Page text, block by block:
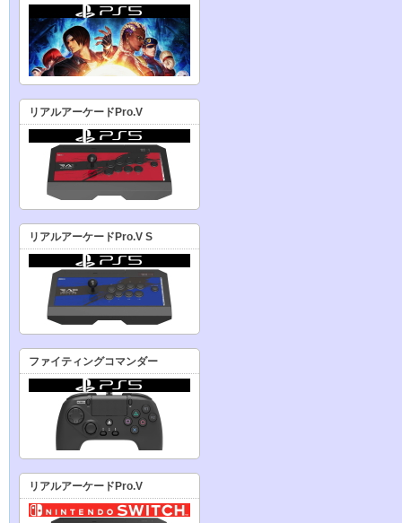
リアルアーケードPro.V
リアルアーケードPro.V S
ファイティングコマンダー
リアルアーケードPro.V